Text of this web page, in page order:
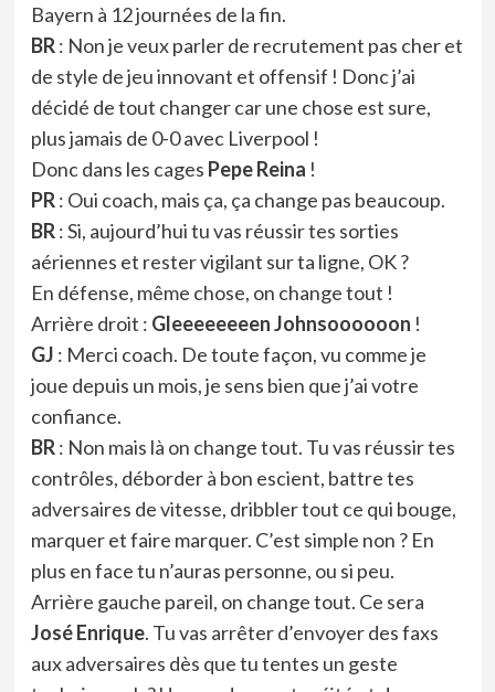
Bayern à 12 journées de la fin.
BR: Non je veux parler de recrutement pas cher et
de style de jeu innovant et offensif ! Donc j’ai
décidé de tout changer car une chose est sure,
plus jamais de 0-0 avec Liverpool !
Donc dans les cages Pepe Reina !
PR: Oui coach, mais ça, ça change pas beaucoup.
BR: Si, aujourd’hui tu vas réussir tes sorties
aériennes et rester vigilant sur ta ligne, OK ?
En défense, même chose, on change tout !
Arrière droit : Gleeeeeeeen Johnsoooooon !
GJ : Merci coach. De toute façon, vu comme je
joue depuis un mois, je sens bien que j’ai votre
confiance.
BR: Non mais là on change tout. Tu vas réussir tes
contrôles, déborder à bon escient, battre tes
adversaires de vitesse, dribbler tout ce qui bouge,
marquer et faire marquer. C’est simple non ? En
plus en face tu n’auras personne, ou si peu.
Arrière gauche pareil, on change tout. Ce sera
José Enrique. Tu vas arrêter d’envoyer des faxs
aux adversaires dès que tu tentes un geste